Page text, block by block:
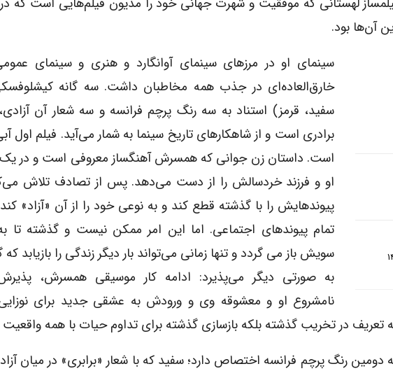
آن‌ها بود.
سینمای او در مرزهای سینمای آوانگارد و هنری و سینمای
خارق‌العاده‌ای در جذب همه مخاطبان داشت. سه گانه
سفید، قرمز) استناد به سه رنگ پرچم فرانسه و سه شعار آن آزادی،
برادری است و از شاهکارهای تاریخ سینما به شمار می‌آید. فیلم اول
است. داستان زن جوانی که همسرش آهنگساز معروفی است و در
او و فرزند خردسالش را از دست می‌دهد. پس از تصادف تلاش
پیوندهایش را با گذشته قطع کند و به نوعی خود را از آن «آزاد»
تمام پیوندهای اجتماعی. اما این امر ممکن نیست و گذشته تا
سویش باز می گردد و تنها زمانی می‌تواند بار دیگر زندگی را بازیابد که
به صورتی دیگر می‌پذیرد: ادامه کار موسیقی همسرش،
نامشروع او و معشوقه وی و ورودش به عشقی جدید برای
تعریف در تخریب گذشته بلکه بازسازی گذشته برای تداوم حیات با همه
دومین رنگ پرچم فرانسه اختصاص دارد؛ سفید که با شعار «برابری» در میان